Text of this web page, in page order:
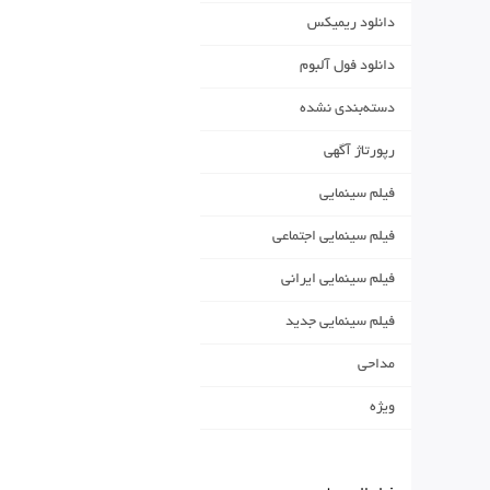
دانلود ریمیکس
دانلود فول آلبوم
دسته‌بندی نشده
رپورتاژ آگهی
فیلم سینمایی
فیلم سینمایی اجتماعی
فیلم سینمایی ایرانی
فیلم سینمایی جدید
مداحی
ویژه